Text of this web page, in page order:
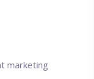
marketing